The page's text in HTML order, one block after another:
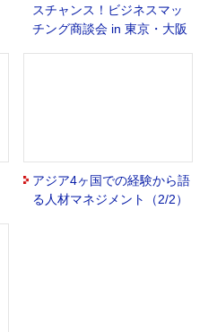
スチャンス！ビジネスマッ
チング商談会 in 東京・大阪
アジア4ヶ国での経験から語
る人材マネジメント（2/2）